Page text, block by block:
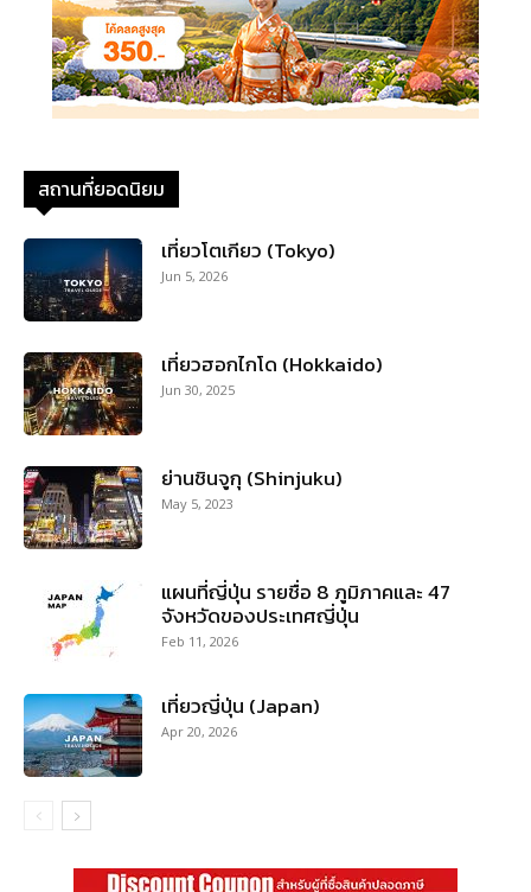
สถานที่ยอดนิยม
เที่ยวโตเกียว (Tokyo)
Jun 5, 2026
เที่ยวฮอกไกโด (Hokkaido)
Jun 30, 2025
ย่านชินจูกุ (Shinjuku)
May 5, 2023
แผนที่ญี่ปุ่น รายชื่อ 8 ภูมิภาคและ 47
จังหวัดของประเทศญี่ปุ่น
Feb 11, 2026
เที่ยวญี่ปุ่น (Japan)
Apr 20, 2026